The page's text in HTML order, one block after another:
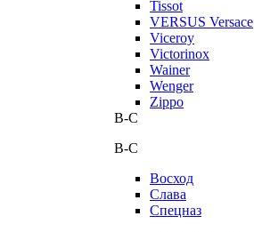
Tissot
VERSUS Versace
Viceroy
Victorinox
Wainer
Wenger
Zippo
В-С
В-С
Восход
Слава
Спецназ